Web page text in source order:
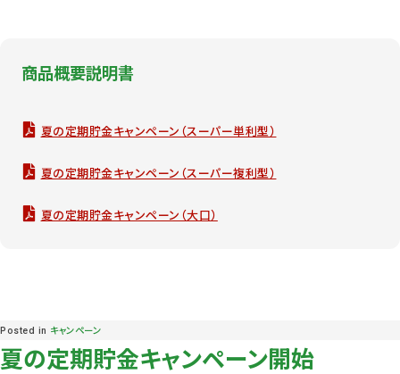
商品概要説明書
夏の定期貯金キャンペーン（スーパー単利型）
夏の定期貯金キャンペーン（スーパー複利型）
夏の定期貯金キャンペーン（大口）
Posted in キャンペーン
夏の定期貯金キャンペーン開始